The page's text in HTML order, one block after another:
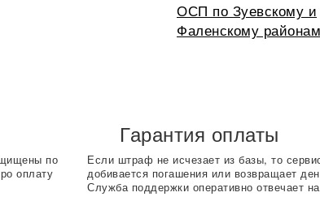
ОСП по Зуевскому и
Фаленскому районам
по
оплату
Гарантия оплаты
Если штраф не исчезает из базы, то
добивается погашения или возвращает
Служба поддержки оперативно отвечает